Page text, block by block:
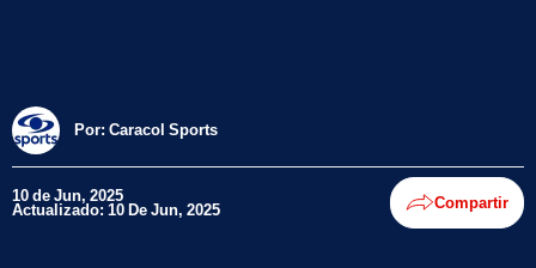
Por: Caracol Sports
10 de Jun, 2025
Actualizado: 10 De Jun, 2025 Compartir